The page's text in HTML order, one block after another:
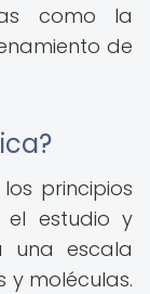
como la
de
principios
estudio y
una escala
y moléculas.